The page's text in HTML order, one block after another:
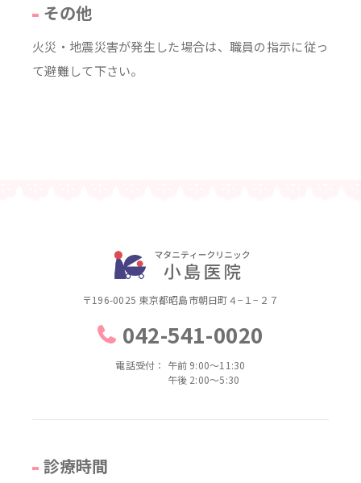
その他
火災・地震災害が発生した場合は、職員の指示に従っ
て避難して下さい。
〒196-0025 東京都昭島市朝日町４−１−２７
042-541-0020
電話受付： 午前 9:00～11:30
午後 2:00～5:30
診療時間